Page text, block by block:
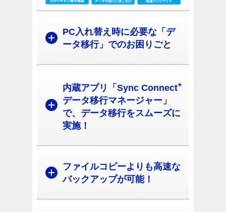
PC入れ替え時に必要な「デ
ータ移行」でのお困りごと
内蔵アプリ「Sync Connect+
データ移行マネージャー」
で、データ移行をスムーズに
実施！
ファイルコピーよりも高速な
バックアップが可能！